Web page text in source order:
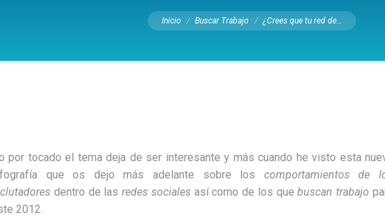
Estás aquí:
Inicio Buscar Trabajo ¿Crees que tu red de…
por tocado el tema deja de ser interesante y más cuando he visto esta
que os dejo más adelante sobre los comportamientos de
dentro de lasredes socialesasí como de los quebuscan trabajo
2012.